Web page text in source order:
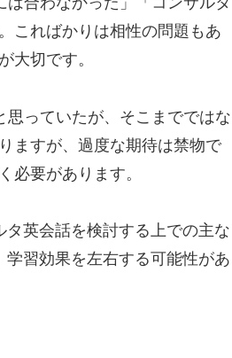
こればかりは相性の問題もあ
大切です。
思っていたが、そこまでではな
ますが、過度な期待は禁物で
必要があります。
タ英会話を検討する上での主な
習効果を左右する可能性があ